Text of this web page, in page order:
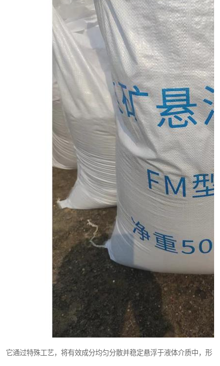
它通过特殊工艺，将有效成分均匀分散并稳定悬浮于液体介质中，形